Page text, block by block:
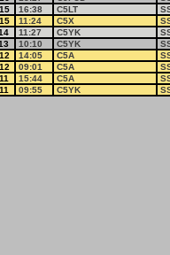
16:38 C5LT
11:24 C5X
11:27 C5YK
10:10 C5YK
14:05 C5A
09:01 C5A
15:44 C5A
09:55 C5YK